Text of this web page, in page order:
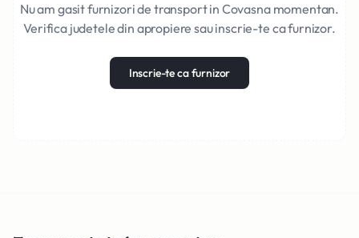
Nu am gasit furnizori de transport in Covasna momentan.
Verifica judetele din apropiere sau inscrie-te ca furnizor.
Inscrie-te ca furnizor